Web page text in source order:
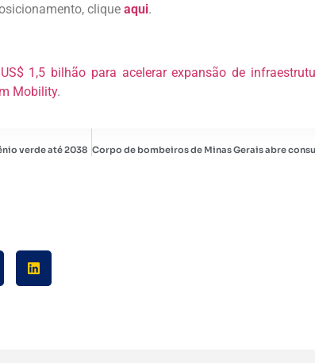
clique aqui.
1,5 bilhão para acelerar expansão de
Mobility.
verde até 2038